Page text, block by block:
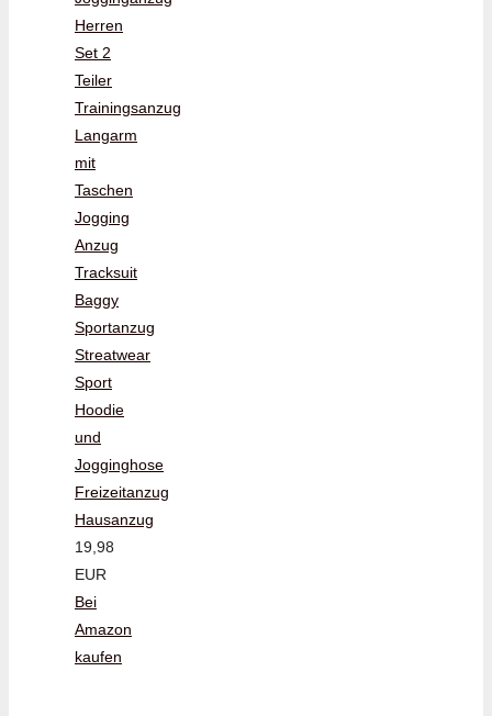
Herren
Set 2
Teiler
Trainingsanzug
Langarm
mit
Taschen
Jogging
Anzug
Tracksuit
Baggy
Sportanzug
Streatwear
Sport
Hoodie
und
Jogginghose
Freizeitanzug
Hausanzug
19,98
EUR
Bei
Amazon
kaufen